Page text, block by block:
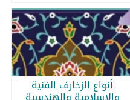
أنواع الزخارف الفنية